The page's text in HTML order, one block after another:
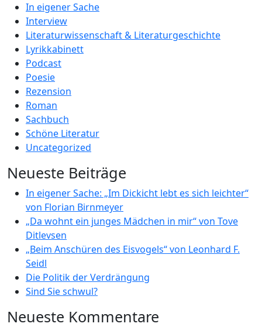
In eigener Sache
Interview
Literaturwissenschaft & Literaturgeschichte
Lyrikkabinett
Podcast
Poesie
Rezension
Roman
Sachbuch
Schöne Literatur
Uncategorized
Neueste Beiträge
In eigener Sache: „Im Dickicht lebt es sich leichter“
von Florian Birnmeyer
„Da wohnt ein junges Mädchen in mir“ von Tove
Ditlevsen
„Beim Anschüren des Eisvogels“ von Leonhard F.
Seidl
Die Politik der Verdrängung
Sind Sie schwul?
Neueste Kommentare